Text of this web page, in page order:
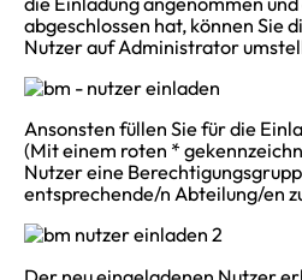
abgeschlossen hat, können Sie
Nutzer auf Administrator
Ansonsten füllen Sie für die
(Mit einem roten *
Nutzer eine
entsprechende/n Abteilung/en